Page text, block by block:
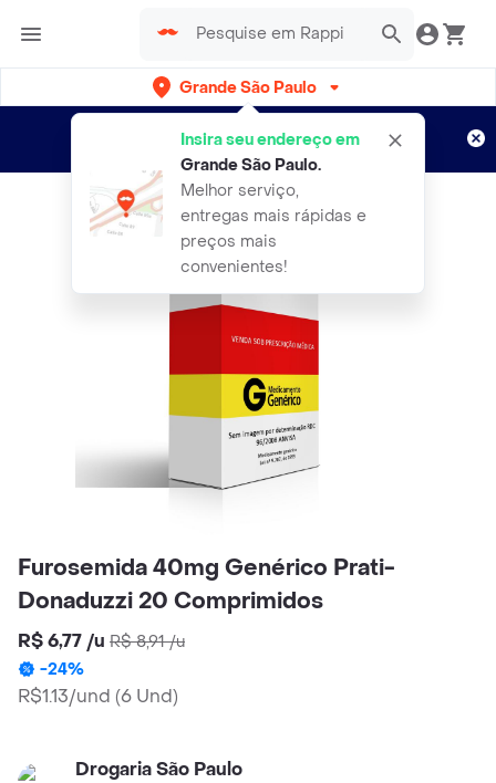
Grande São Paulo
Insira seu endereço em
Grande São Paulo.
Melhor serviço,
entregas mais rápidas e
preços mais
convenientes!
Entregas grátis por 15 dias!
Aplicam T&C
Furosemida 40mg Genérico Prati-
Donaduzzi 20 Comprimidos
R$ 6,77 /u R$ 8,91/u
-24%
R$1.13/und (6 Und)
Drogaria São Paulo